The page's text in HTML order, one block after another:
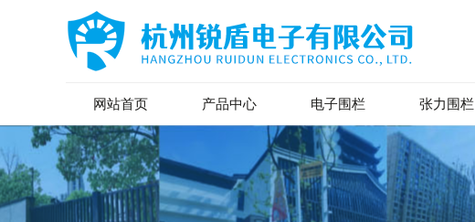
网站首页 产品中心 电子围栏 张力围栏